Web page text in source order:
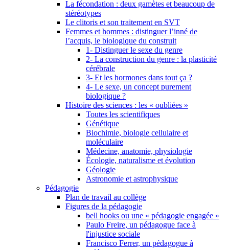
La fécondation : deux gamètes et beaucoup de
stéréotypes
Le clitoris et son traitement en SVT
Femmes et hommes : distinguer l’inné de
l’acquis, le biologique du construit
1- Distinguer le sexe du genre
2- La construction du genre : la plasticité
cérébrale
3- Et les hormones dans tout ça ?
4- Le sexe, un concept purement
biologique ?
Histoire des sciences : les « oubliées »
Toutes les scientifiques
Génétique
Biochimie, biologie cellulaire et
moléculaire
Médecine, anatomie, physiologie
Écologie, naturalisme et évolution
Géologie
Astronomie et astrophysique
Pédagogie
Plan de travail au collège
Figures de la pédagogie
bell hooks ou une « pédagogie engagée »
Paulo Freire, un pédagogue face à
l'injustice sociale
Francisco Ferrer, un pédagogue à